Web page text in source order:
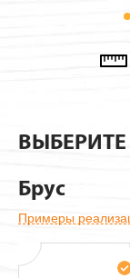
Брус
Примеры